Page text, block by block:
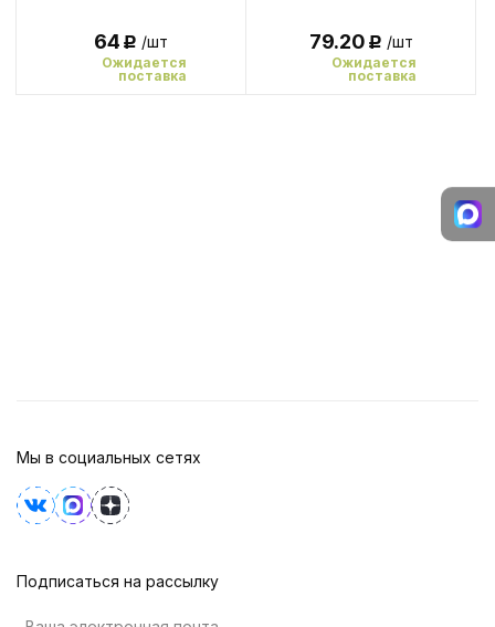
64Р /шт
Ожидается
поставка
79.20Р /шт
Ожидается
поставка
Мы в социальных сетях
Подписаться на рассылку